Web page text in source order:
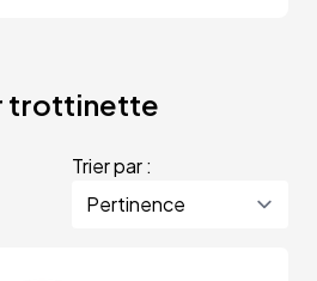
trottinette
Trier par :